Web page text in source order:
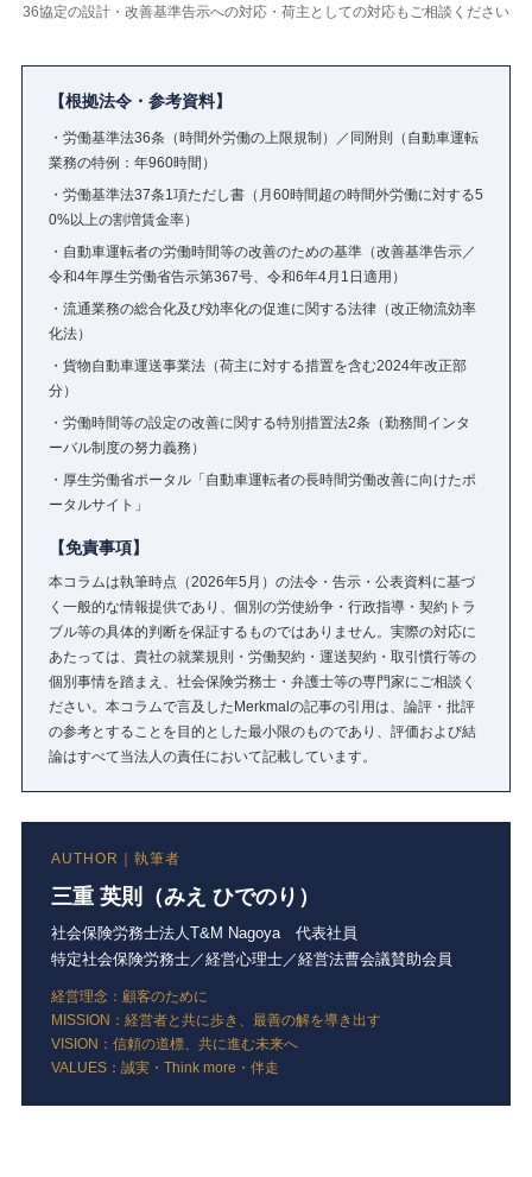
36協定の設計・改善基準告示への対応・荷主としての対応もご相談ください
【根拠法令・参考資料】
・労働基準法36条（時間外労働の上限規制）／同附則（自動車運転
業務の特例：年960時間）
・労働基準法37条1項ただし書（月60時間超の時間外労働に対する5
0%以上の割増賃金率）
・自動車運転者の労働時間等の改善のための基準（改善基準告示／
令和4年厚生労働省告示第367号、令和6年4月1日適用）
・流通業務の総合化及び効率化の促進に関する法律（改正物流効率
化法）
・貨物自動車運送事業法（荷主に対する措置を含む2024年改正部
分）
・労働時間等の設定の改善に関する特別措置法2条（勤務間インタ
ーバル制度の努力義務）
・厚生労働省ポータル「自動車運転者の長時間労働改善に向けたポ
ータルサイト」
【免責事項】
本コラムは執筆時点（2026年5月）の法令・告示・公表資料に基づ
く一般的な情報提供であり、個別の労使紛争・行政指導・契約トラ
ブル等の具体的判断を保証するものではありません。実際の対応に
あたっては、貴社の就業規則・労働契約・運送契約・取引慣行等の
個別事情を踏まえ、社会保険労務士・弁護士等の専門家にご相談く
ださい。本コラムで言及したMerkmalの記事の引用は、論評・批評
の参考とすることを目的とした最小限のものであり、評価および結
論はすべて当法人の責任において記載しています。
AUTHOR｜執筆者
三重 英則（みえ ひでのり）
社会保険労務士法人T&M Nagoya 代表社員
特定社会保険労務士／経営心理士／経営法曹会議賛助会員
経営理念：顧客のために
MISSION：経営者と共に歩き、最善の解を導き出す
VISION：信頼の道標、共に進む未来へ
VALUES：誠実・Think more・伴走